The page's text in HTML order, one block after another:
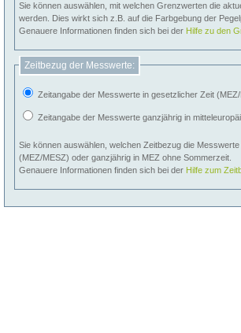
Sie können auswählen, mit welchen Grenzwerten die
werden. Dies wirkt sich z.B. auf die Farbgebung der
Genauere Informationen finden sich bei der Hilfe zu den
Zeitbezug der Messwerte:
Zeitangabe der Messwerte in gesetzlicher Zeit
Zeitangabe der Messwerte ganzjährig in
Sie können auswählen, welchen Zeitbezug die
(MEZ/MESZ) oder ganzjährig in MEZ ohne Sommerzeit.
Genauere Informationen finden sich bei der Hilfe zum